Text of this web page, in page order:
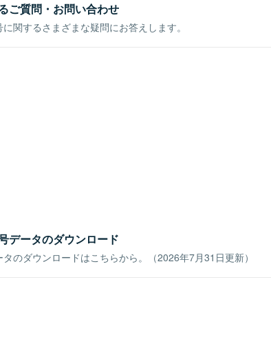
ご質問・お問い合わせ
関するさまざまな疑問にお答えします。
データのダウンロード
のダウンロードはこちらから。（2026年7月31日更新）